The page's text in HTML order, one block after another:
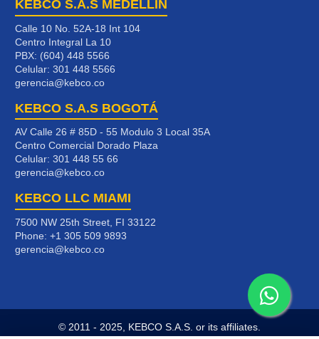
KEBCO S.A.S MEDELLÍN
Calle 10 No. 52A-18 Int 104
Centro Integral La 10
PBX: (604) 448 5566
Celular: 301 448 5566
gerencia@kebco.co
KEBCO S.A.S BOGOTÁ
AV Calle 26 # 85D - 55 Modulo 3 Local 35A
Centro Comercial Dorado Plaza
Celular: 301 448 55 66
gerencia@kebco.co
KEBCO LLC MIAMI
7500 NW 25th Street, FI 33122
Phone: +1 305 509 9893
gerencia@kebco.co
© 2011 - 2025, KEBCO S.A.S. or its affiliates.